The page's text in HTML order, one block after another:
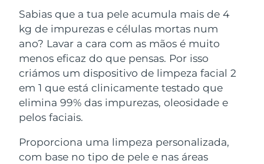
Sabias que a tua pele acumula mais de 4
kg de impurezas e células mortas num
ano? Lavar a cara com as mãos é muito
menos eficaz do que pensas. Por isso
criámos um dispositivo de limpeza facial 2
em 1 que está clinicamente testado que
elimina 99% das impurezas, oleosidade e
pelos faciais.
Proporciona uma limpeza personalizada,
com base no tipo de pele e nas áreas
LUNA™ 4 Plus
Massage, LED heating
LUNA™ 4 Men
BEAR™ 2 go
Microcurrent toning on-the-go
BEAR™ 2 eyes & lips
Hidratação
UFO™ 3 kit
Deep facial hydration
UFO™ 3 LED
device
Cuidado oral
issa™ 4
Hybrid silicone sonic toothbrush
issa™ 4 plus
Smart hybrid silicone sonic toothbrush
TRATAMENTO ANTIENVELHECIMENTO
FAQ™
Antienvelhecimento Tratamentos LED
Bósnia e
Herzegovina
Entrega prevista8/13/26
Brunei Entrega prevista8/15/26
Bulgária Entrega prevista
Canadá
Chile Entrega prevista